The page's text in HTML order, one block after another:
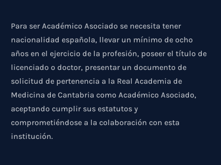
Para ser Académico Asociado se necesita tener
nacionalidad española, llevar un mínimo de ocho
años en el ejercicio de la profesión, poseer el título de
licenciado o doctor, presentar un documento de
solicitud de pertenencia a la Real Academia de
Medicina de Cantabria como Académico Asociado,
aceptando cumplir sus estatutos y
comprometiéndose a la colaboración con esta
institución.